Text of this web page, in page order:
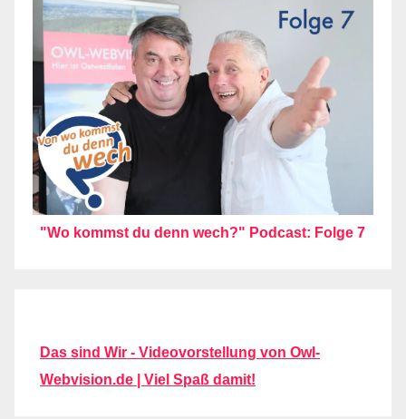
"Wo kommst du denn wech?" Podcast: Folge 7
Das sind Wir - Videovorstellung von Owl-
Webvision.de | Viel Spaß damit!